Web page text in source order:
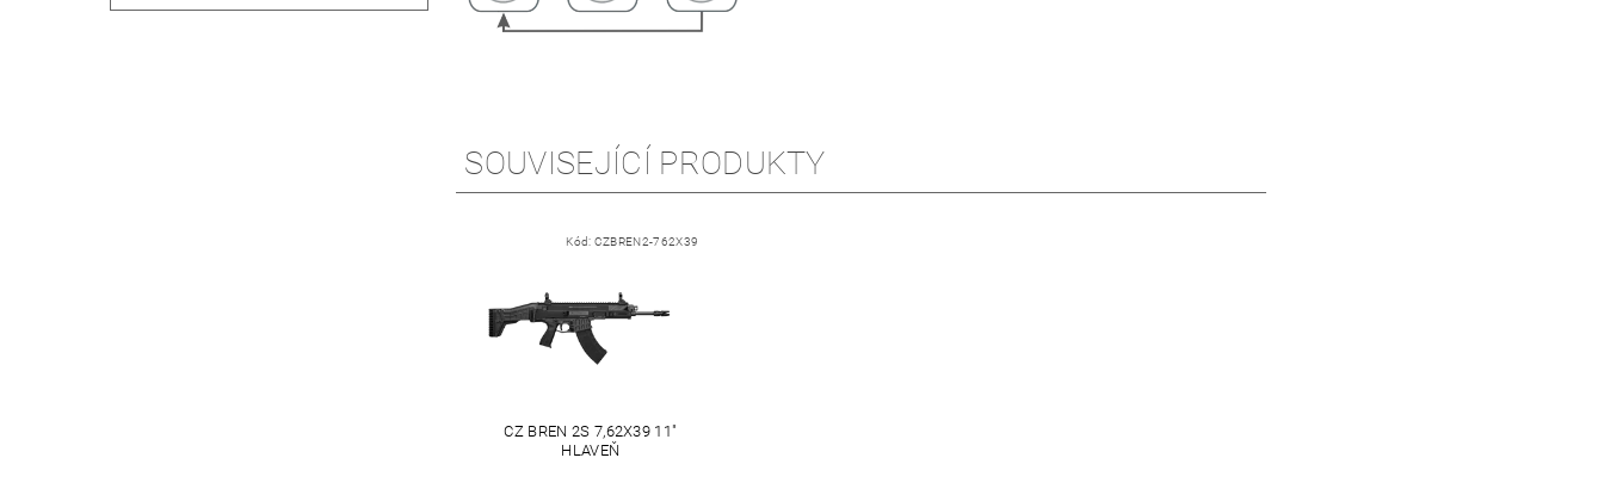
SOUVISEJÍCÍ PRODUKTY
Kód: CZBREN2-762X39
CZ BREN 2S 7,62X39 11"
HLAVEŇ